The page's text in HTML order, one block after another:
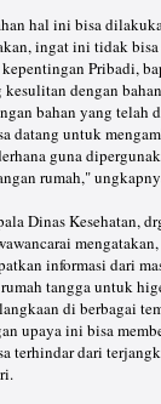
hal ini bisa
ingat ini tidak
Pribadi,
kesulitan dengan
bahan yang telah
datang untuk
guna
rumah,"
Dinas Kesehatan,
informasi dari
tangga untuk
di berbagai
upaya ini bisa
terhindar dari